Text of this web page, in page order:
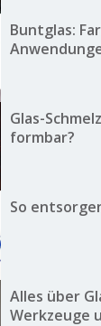
Buntglas:
Glas-
formbar?
So
Alles über
Werkzeuge